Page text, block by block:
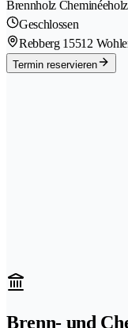
Brennholz Cheminéeholz
Geschlossen
Rebberg 1 5512
Termin reservieren
Brenn- und